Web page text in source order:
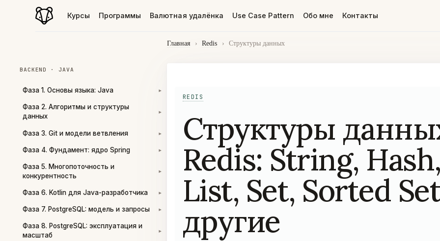
Курсы Программы Валютная удалёнка Use Case Pattern Обо мне Контакты
BACKEND · JAVA
Фаза 1. Основы языка: Java ▾
Фаза 2. Алгоритмы и структуры
данных
▾
Фаза 3. Git и модели ветвления ▾
Фаза 4. Фундамент: ядро Spring ▾
Фаза 5. Многопоточность и
конкурентность
▾
Фаза 6. Kotlin для Java-разработчика ▾
Фаза 7. PostgreSQL: модель и запросы ▾
Фаза 8. PostgreSQL: эксплуатация и
масштаб
▾
Главная › Redis › Структуры данных
REDIS
Структуры
Redis: String,
List, Set, Sorted
другие